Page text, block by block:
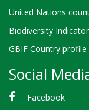
United Nations
Biodiversity
GBIF Country profile
Social
Facebook